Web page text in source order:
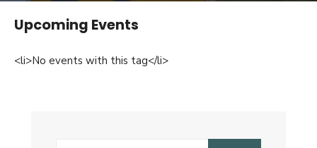
Upcoming Events
<li>No events with this tag</li>